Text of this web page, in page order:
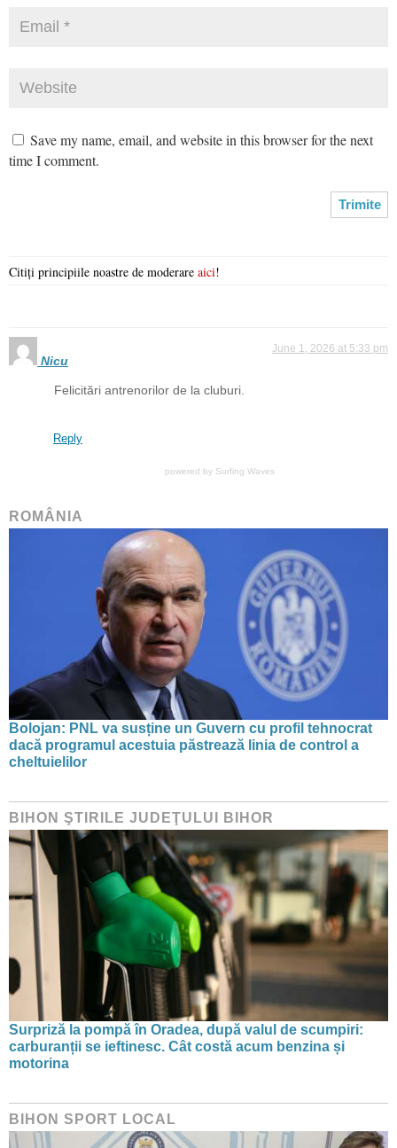
Save my name, email, and website in this browser for the next
time I comment.
Citiți principiile noastre de moderare aici!
Nicu
June 1, 2026 at 5:33 pm
Felicitări antrenorilor de la cluburi.
Reply
powered by Surfing Waves
ROMÂNIA
Bolojan: PNL va susține un Guvern cu profil tehnocrat
dacă programul acestuia păstrează linia de control a
cheltuielilor
BIHON ŞTIRILE JUDEŢULUI BIHOR
Surpriză la pompă în Oradea, după valul de scumpiri:
carburanții se ieftinesc. Cât costă acum benzina și
motorina
BIHON SPORT LOCAL